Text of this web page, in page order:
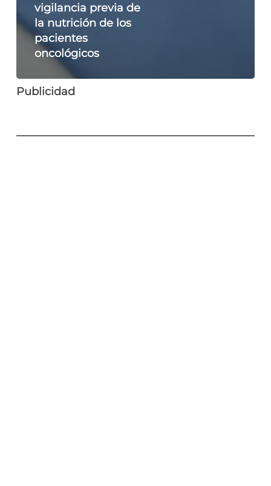
vigilancia previa de
la nutrición de los
pacientes
oncológicos
Publicidad